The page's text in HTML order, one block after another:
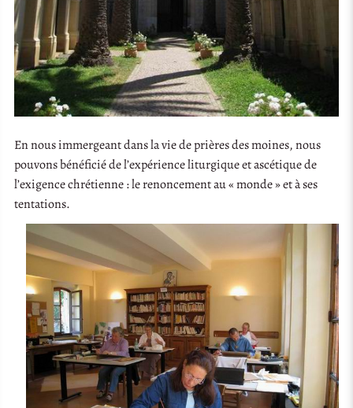
En nous immergeant dans la vie de prières des moines, nous
pouvons bénéficié de l’expérience liturgique et ascétique de
l’exigence chrétienne : le renoncement au « monde » et à ses
tentations.